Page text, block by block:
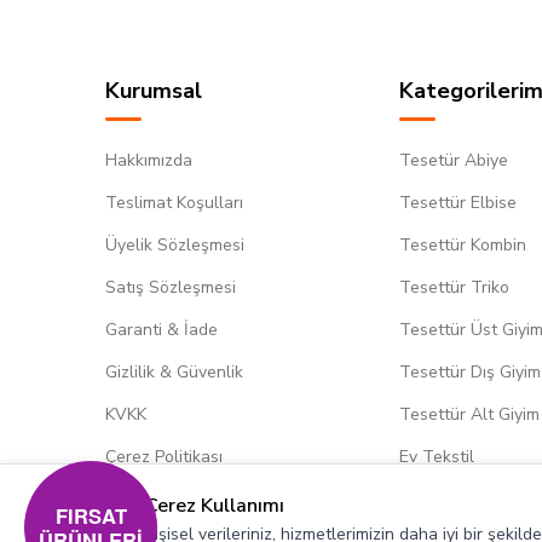
Kurumsal
Hakkımızda
Teslimat Koşulları
Üyelik Sözleşmesi
Satış Sözleşmesi
Garanti & İade
Gizlilik & Güvenlik
KVKK
Çerez Politikası
Tesetür Abiye
Tesettür Elbise
Tesettür Kombin
Tesettür Triko
Tesettür Üst Giyim
Tesettür Dış Giyim
Tesettür Alt Giyim
Ev Tekstil
Çerez Kullanımı
Kişisel verileriniz, hizmetlerimizin daha iyi bir
FIRSAT